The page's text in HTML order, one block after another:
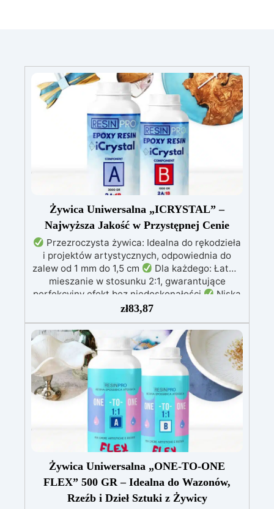
Żywica Uniwersalna „ICRYSTAL” –
Najwyższa Jakość w Przystępnej Cenie
Przezroczysta żywica: Idealna do rękodzieła
i projektów artystycznych, odpowiednia do
zalew od 1 mm do 1,5 cm
Dla każdego: Łatwe
mieszanie w stosunku 2:1, gwarantujące
perfekcyjny efekt bez niedoskonałości
Niska
lepkość: Zapewnia odlewy bez pęcherzyków,
kompatybilna z drewnem, silikonem, szkłem,
metalem i innymi materiałami
Bezpieczna po
utwardzeniu: Nietoksyczna, bezpieczna dla
skóry, wolna od BPA i rozpuszczalników (VOC
Free)
Błyszcząca i samopoziomująca: Z
filtrami UV przeciw żółknięciu dla trwałego i
lśniącego wykończenia
zł83,87
Żywica Uniwersalna „ONE-TO-ONE
FLEX” 500 GR – Idealna do Wazonów,
Rzeźb i Dzieł Sztuki z Żywicy